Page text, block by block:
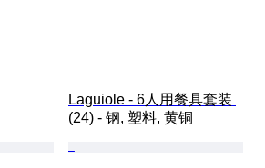
Laguiole - 6人用餐具套装
(24) - 钢, 塑料, 黄铜